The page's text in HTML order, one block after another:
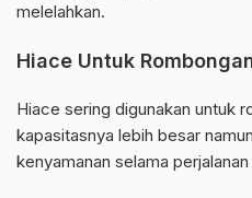
melelahkan.
Hiace Untuk
Hiace sering digunakan untuk
kapasitasnya lebih besar
kenyamanan selama